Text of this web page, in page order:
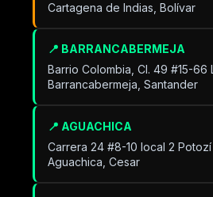
Cartagena de Indias, Bolívar
📍 BARRANCABERMEJA
Barrio Colombia, Cl. 49 #15-66
Barrancabermeja, Santander
📍 AGUACHICA
Carrera 24 #8-10 local 2 Potozí
Aguachica, Cesar